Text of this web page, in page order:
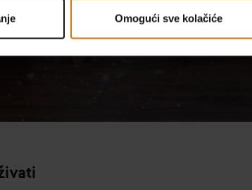
Omogući sve kolačiće